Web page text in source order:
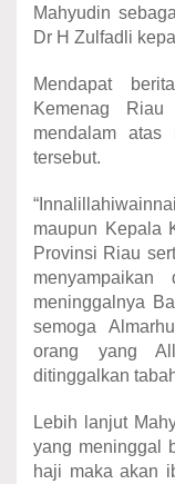
Mahyudin
Dr H Zulfadli
Mendapat
Kemenag
mendalam
tersebut.
maupun Kepala
Provinsi Riau
meninggalnya
semoga
orang yang
ditinggalkan
Lebih lanjut
yang meninggal
haji maka akan